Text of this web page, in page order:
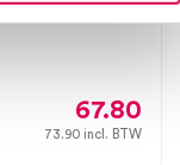
67.80
73.90 incl. BTW